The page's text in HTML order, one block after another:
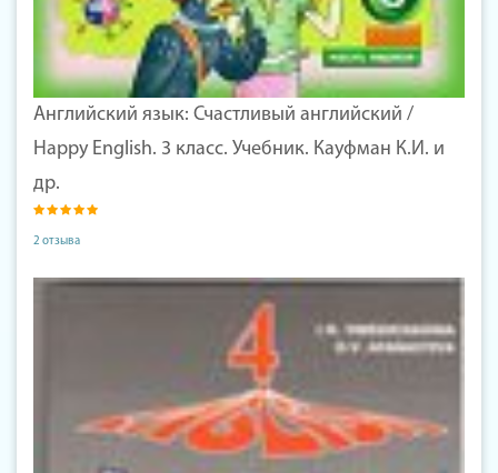
Английский язык: Счастливый английский /
Happy English. 3 класс. Учебник. Кауфман К.И. и
др.
2 отзыва